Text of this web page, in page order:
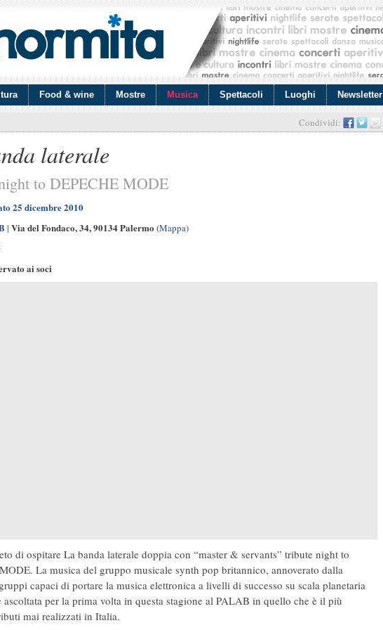
Food & wine Mostre Musica Spettacoli Luoghi Newsletter
Condividi:
laterale
to DEPECHE MODE
25 dicembre 2010
| Via del Fondaco, 34, 90134 Palermo (Mappa)
ai soci
di ospitare La banda laterale doppia con “master & servants” tribute night to
La musica del gruppo musicale synth pop britannico, annoverato dalla
capaci di portare la musica elettronica a livelli di successo su scala planetaria
ascoltata per la prima volta in questa stagione al PALAB in quello che è il più
mai realizzati in Italia.